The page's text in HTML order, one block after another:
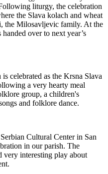
liturgy, the celebration
the Slava kolach and wheat
the Milosavljevic family. At the
over to next year’s
celebrated as the Krsna Slava
a very hearty meal
group, a children's
and folklore dance.
Cultural Center in San
in our parish. The
very interesting play about